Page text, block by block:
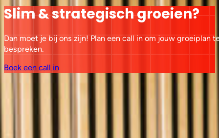
Slim & strategisch groeien?
Dan moet je bij ons zijn! Plan een call in om jouw groeiplan
bespreken.
Boek een call in